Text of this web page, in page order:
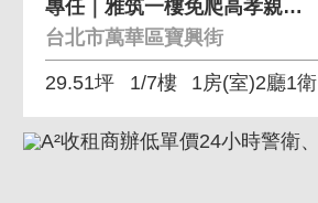
專任｜雅筑一樓免爬高孝親首選大空間
台北市萬華區寶興街
29.51坪 1/7樓 1房(室)2廳1衛